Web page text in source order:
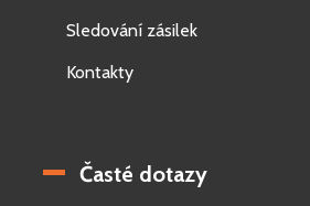
Sledování zásilek
Kontakty
Časté dotazy